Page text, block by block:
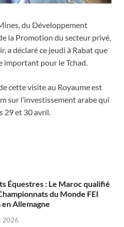
du Développement
la Promotion du secteur privé,
a déclaré ce jeudi à Rabat que
important pour le Tchad.
cette visite au Royaume est
sur l’investissement arabe qui
29 et 30 avril.
Équestres : Le Maroc qualifié
du Monde FEI
en Allemagne
2026